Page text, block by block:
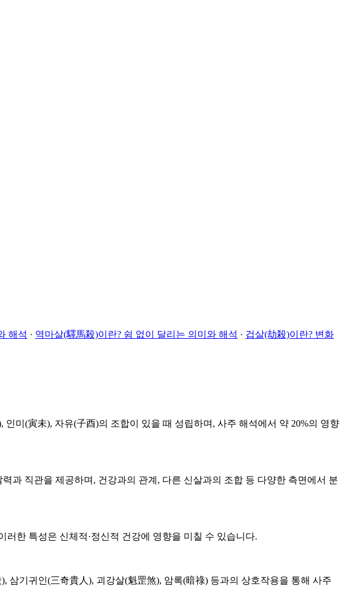
해석 · 역마살(驛馬殺)이란? 쉼 없이 달리는 의미와 해석 · 겁살(劫殺)이란? 변화
미(寅未), 자유(子酉)의 조합이 있을 때 성립하며, 사주 해석에서 약 20%의 영향
과 직관을 제공하며, 건강과의 관계, 다른 신살과의 조합 등 다양한 측면에서 분
한 특성은 신체적·정신적 건강에 영향을 미칠 수 있습니다.
기귀인(三奇貴人), 괴강살(魁罡煞), 암록(暗祿) 등과의 상호작용을 통해 사주